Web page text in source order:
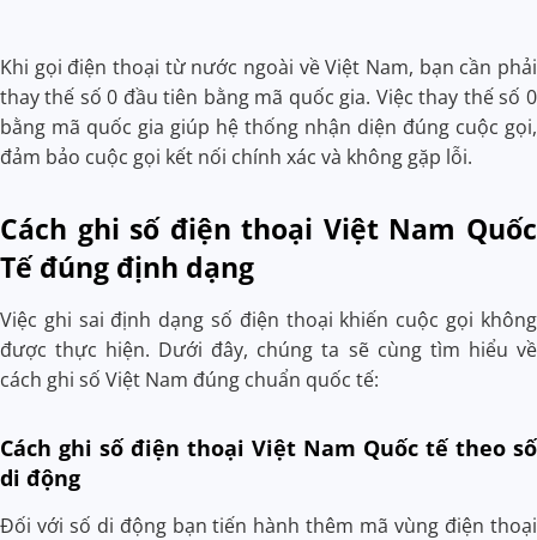
Khi gọi điện thoại từ nước ngoài về Việt Nam, bạn cần phải
thay thế số 0 đầu tiên bằng mã quốc gia. Việc thay thế số 0
bằng mã quốc gia giúp hệ thống nhận diện đúng cuộc gọi,
đảm bảo cuộc gọi kết nối chính xác và không gặp lỗi.
Cách ghi số điện thoại Việt Nam Quốc
Tế đúng định dạng
Việc ghi sai định dạng số điện thoại khiến cuộc gọi không
được thực hiện. Dưới đây, chúng ta sẽ cùng tìm hiểu về
cách ghi số Việt Nam đúng chuẩn quốc tế:
Cách ghi số điện thoại Việt Nam Quốc tế theo số
di động
Đối với số di động bạn tiến hành thêm mã vùng điện thoại